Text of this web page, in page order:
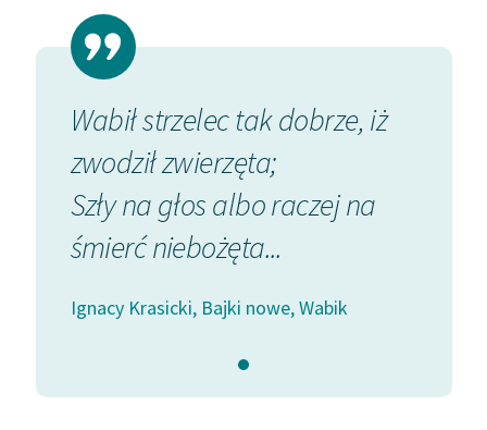
dziele kulturalnego ożywienia kraju. Tworzył w duchu
oświecenia (m.in. napisał w latach 1781-83 dwutomową
encyklopedięZbiór potrzebniejszych wiadomości
twórcą pierwszego pol. czasopisma, (»Monitor«), ale
Hymn do miłości ojczyzny(1774) oraz przekład
Pieśni Osjanaodegrały znaczącą rolę w kształtowaniu
polskiego romantyzmu.
Wabił strzelec tak dobrze, iż
zwodził zwierzęta;
Szły na głos albo raczej na
śmierć niebożęta...
Ignacy Krasicki, Bajki nowe, Wabik